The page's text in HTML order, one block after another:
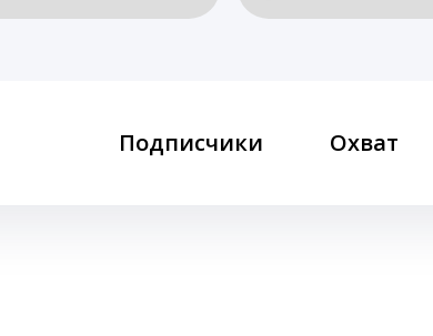
Подписчики Охват